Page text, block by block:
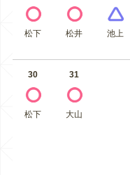
松下 松井 池上
30
松下
31
大山